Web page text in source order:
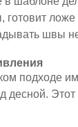
готовит ложе
швы
подходе
десной. Этот